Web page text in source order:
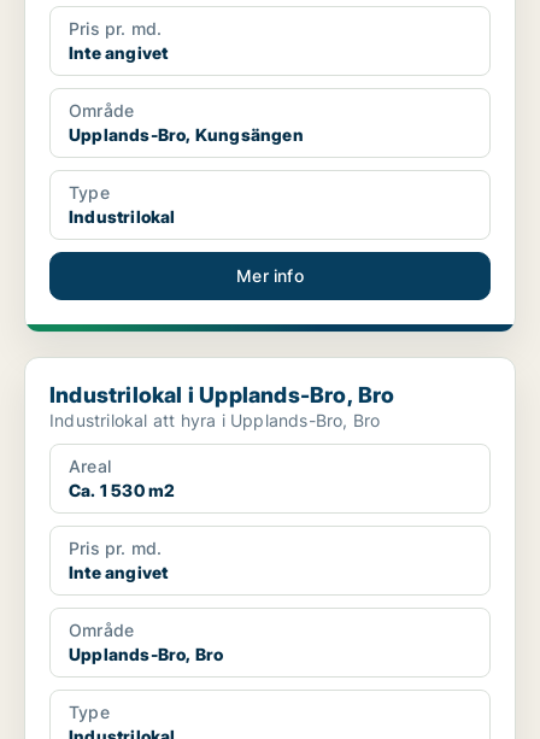
Pris pr. md.
Inte angivet
Område
Upplands-Bro, Kungsängen
Type
Industrilokal
Mer info
Industrilokal i Upplands-Bro, Bro
Industrilokal i Upplands-Bro, Bro
Industrilokal att hyra i Upplands-Bro, Bro
Areal
Ca. 1 530 m2
Pris pr. md.
Inte angivet
Område
Upplands-Bro, Bro
Type